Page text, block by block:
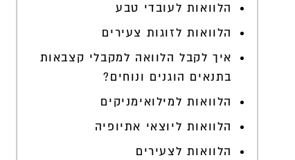
הלוואות לעובדי טבע
הלוואות לזוגות צעירים
איך לקבל הלוואה למקבלי קצבאות
בתנאים הוגנים ונוחים?
הלוואות למילואימניקים
הלוואות ליוצאי אתיופיה
הלוואות לצעירים